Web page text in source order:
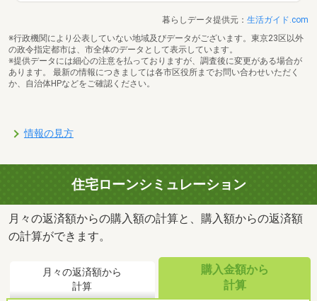
暮らしデータ提供元： 生活ガイド.com
※行政機関により公表していない地域及びデータがございます。東京23区以外
の政令指定都市は、市全体のデータとして表示しています。
※提供データには細心の注意を払っておりますが、調査後に変更がある場合が
あります。 最新の情報につきましては各市区役所までお問い合わせいただく
か、自治体HPなどをご確認ください。
情報の見方
住宅ローンシミュレーション
月々の返済額からの購入額の計算と、購入額からの返済額
の計算ができます。
月々の返済額から
計算
購入金額から
計算